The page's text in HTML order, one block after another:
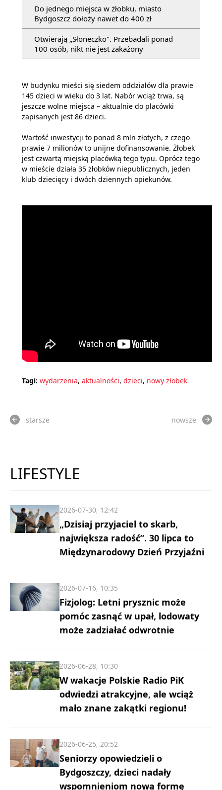
Do jednego miejsca w żłobku, miasto
Bydgoszcz dołoży nawet do 400 zł
Otwierają „Słoneczko". Przebadali ponad
100 osób, nikt nie jest zakażony
W budynku mieści się siedem oddziałów dla prawie
145 dzieci w wieku do 3 lat. Nabór wciąż trwa, są
jeszcze wolne miejsca – aktualnie do placówki
zapisanych jest 86 dzieci.
Wartość inwestycji to ponad 8 mln złotych, z czego
prawie 7 milionów to unijne dofinansowanie. Żłobek
jest czwartą miejską placówką tego typu. Oprócz tego
w mieście działa 35 żłobków niepublicznych, jeden
klub dziecięcy i dwóch dziennych opiekunów.
Tagi: wydarzenia, aktualności, dzieci, nowy żłobek
starsze nowsze
LIFESTYLE
„Dzisiaj przyjaciel to skarb,
największa radość”. 30 lipca to
Międzynarodowy Dzień Przyjaźni
2026-07-30, 12:42
Fizjolog: Letni prysznic może
pomóc zasnąć w upał, lodowaty
może zadziałać odwrotnie
2026-07-16, 10:35
W wakacje Polskie Radio PiK
odwiedzi atrakcyjne, ale wciąż
mało znane zakątki regionu!
2026-06-28, 10:30
Seniorzy opowiedzieli o
Bydgoszczy, dzieci nadały
wspomnieniom nową formę
2026-06-25, 20:52